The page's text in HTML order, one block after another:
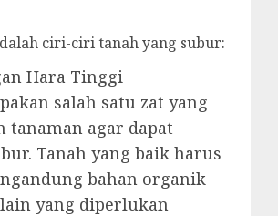
ciri-ciri tanah yang subur:
Hara Tinggi
salah satu zat yang
tanaman agar dapat
Tanah yang baik harus
bahan organik
yang diperlukan